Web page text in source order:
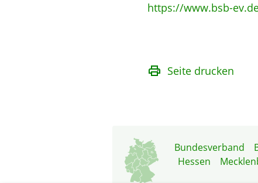
https://www.bsb-
Seite drucken
Bundesverband
Hessen